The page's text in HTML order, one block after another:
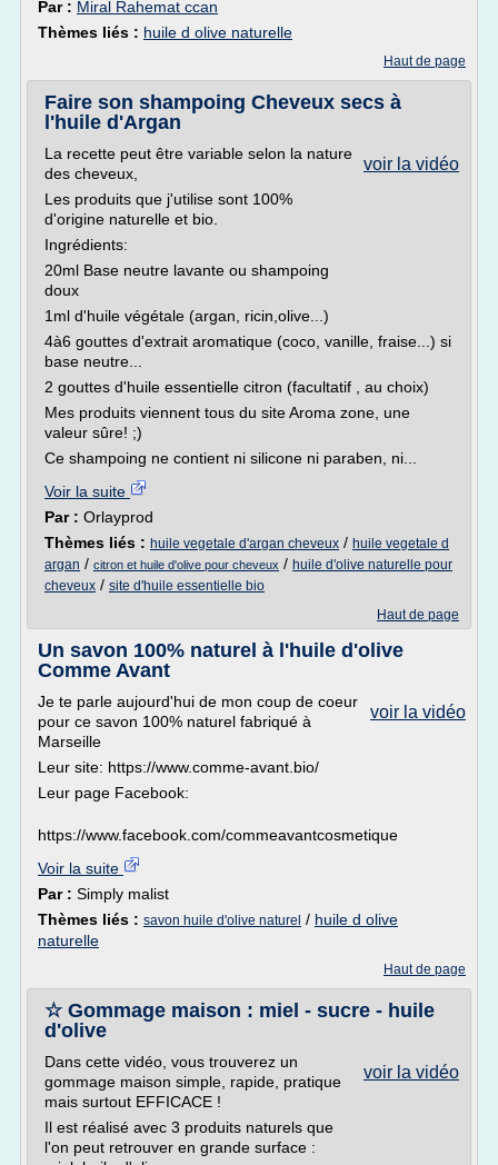
Par : Miral Rahemat ccan
Thèmes liés : huile d olive naturelle
Haut de page
Faire son shampoing Cheveux secs à
l'huile d'Argan
voir la vidéo
La recette peut être variable selon la nature
des cheveux,
Les produits que j'utilise sont 100%
d'origine naturelle et bio.
Ingrédients:
20ml Base neutre lavante ou shampoing
doux
1ml d'huile végétale (argan, ricin,olive...)
4à6 gouttes d'extrait aromatique (coco, vanille, fraise...) si
base neutre...
2 gouttes d'huile essentielle citron (facultatif , au choix)
Mes produits viennent tous du site Aroma zone, une
valeur sûre! ;)
Ce shampoing ne contient ni silicone ni paraben, ni...
Voir la suite
Par : Orlayprod
Thèmes liés : huile vegetale d'argan cheveux / huile vegetale d
argan / citron et huile d'olive pour cheveux / huile d'olive naturelle pour
cheveux / site d'huile essentielle bio
Haut de page
Un savon 100% naturel à l'huile d'olive
Comme Avant
voir la vidéo
Je te parle aujourd'hui de mon coup de coeur
pour ce savon 100% naturel fabriqué à
Marseille
Leur site: https://www.comme-avant.bio/
Leur page Facebook:
https://www.facebook.com/commeavantcosmetique
Voir la suite
Par : Simply malist
Thèmes liés : savon huile d'olive naturel / huile d olive
naturelle
Haut de page
☆ Gommage maison : miel - sucre - huile
d'olive
voir la vidéo
Dans cette vidéo, vous trouverez un
gommage maison simple, rapide, pratique
mais surtout EFFICACE !
Il est réalisé avec 3 produits naturels que
l'on peut retrouver en grande surface :